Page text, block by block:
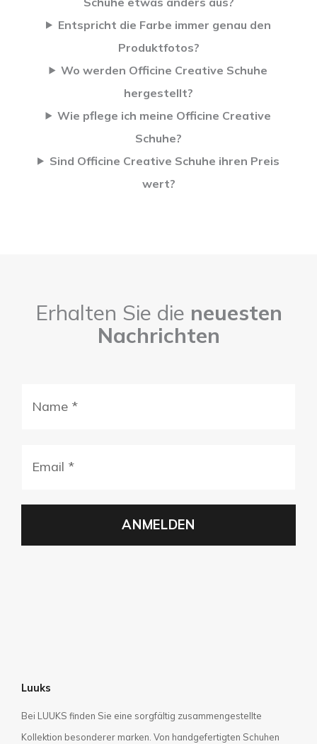
Entspricht die Farbe immer genau den
Produktfotos?
Wo werden Officine Creative Schuhe
hergestellt?
Wie pflege ich meine Officine Creative
Schuhe?
Sind Officine Creative Schuhe ihren Preis
wert?
Erhalten Sie die neuesten
Nachrichten
ANMELDEN
Luuks
Bei LUUKS finden Sie eine sorgfältig zusammengestellte
Kollektion besonderer marken. Von handgefertigten Schuhen